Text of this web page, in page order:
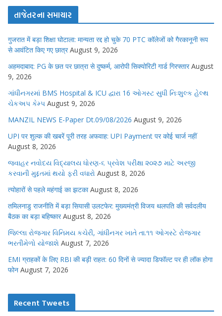
તાજેતરના સમાચાર
गुजरात में बड़ा शिक्षा घोटाला: मान्यता रद्द हो चुके 70 PTC कॉलेजों को गैरकानूनी रूप
से आवंटित किए गए छात्र August 9, 2026
अहमदाबाद: PG के छत पर छात्रा से दुष्कर्म, आरोपी सिक्योरिटी गार्ड गिरफ्तार August
9, 2026
ગાંધીનગરમાં BMS Hospital & ICU દ્વારા 16 ઓગસ્ટ સુધી નિઃશુલ્ક હેલ્થ
ચેકઅપ કેમ્પ August 9, 2026
MANZIL NEWS E-Paper Dt.09/08/2026 August 9, 2026
UPI पर शुल्क की खबरें पूरी तरह अफवाह: UPI Payment पर कोई चार्ज नहीं
August 8, 2026
જવાહર નવોદય વિદ્યાલય ધોરણ-૬ પ્રવેશ પરીક્ષા ૨૦૨૭ માટે અરજી
કરવાની મુદ્દતમાં થયો ફરી વધારો August 8, 2026
त्योहारों से पहले महंगाई का झटका August 8, 2026
तमिलनाडु राजनीति में बड़ा सियासी उलटफेर: मुख्यमंत्री विजय थलपति की सर्वदलीय
बैठक का बड़ा बहिष्कार August 8, 2026
જિલ્લા રોજગાર વિનિમય કચેરી, ગાંધીનગર ખાતે તા.૧૧ ઓગસ્ટે રોજગાર
ભરતીમેળો યોજાશે August 7, 2026
EMI ग्राहकों के लिए RBI की बड़ी राहत: 60 दिनों से ज्यादा डिफॉल्ट पर ही लॉक होगा
फोन August 7, 2026
Recent Tweets